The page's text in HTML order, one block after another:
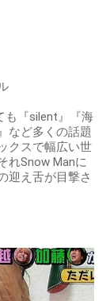
も『silent』『海
など多くの話題
クスで幅広い世
れSnow Manに
迎え舌が目撃さ